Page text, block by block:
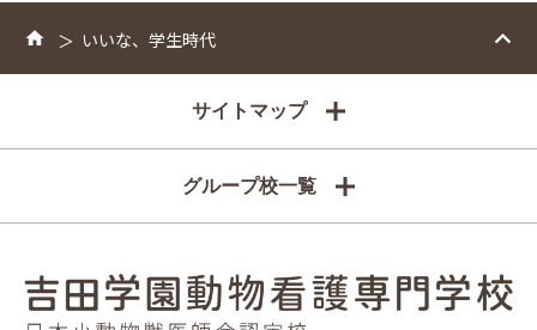
いいな、学生時代
サイトマップ
グループ校一覧